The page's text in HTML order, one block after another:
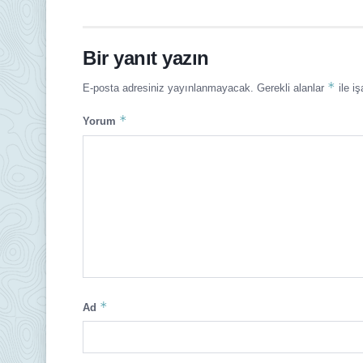
Bir yanıt yazın
E-posta adresiniz yayınlanmayacak. Gerekli alanlar * ile
Yorum *
Ad *